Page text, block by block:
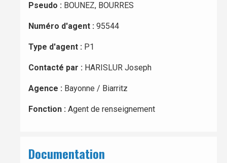
Pseudo : BOUNEZ, BOURRES
Numéro d'agent : 95544
Type d'agent : P1
Contacté par : HARISLUR Joseph
Agence : Bayonne / Biarritz
Fonction : Agent de renseignement
Documentation